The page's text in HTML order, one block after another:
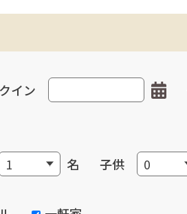
イン
名 子供